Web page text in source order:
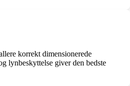
korrekt dimensionerede
lynbeskyttelse giver den bedste